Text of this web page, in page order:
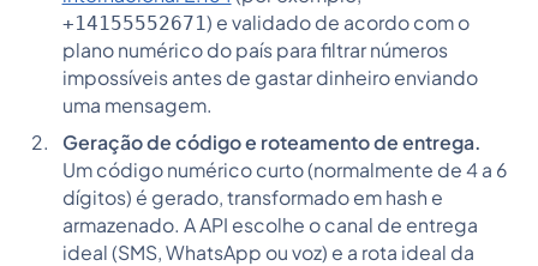
+14155552671) e validado de acordo com o
plano numérico do país para filtrar números
impossíveis antes de gastar dinheiro enviando
uma mensagem.
Geração de código e roteamento de entrega.
Um código numérico curto (normalmente de 4 a 6
dígitos) é gerado, transformado em hash e
armazenado. A API escolhe o canal de entrega
ideal (SMS, WhatsApp ou voz) e a rota ideal da